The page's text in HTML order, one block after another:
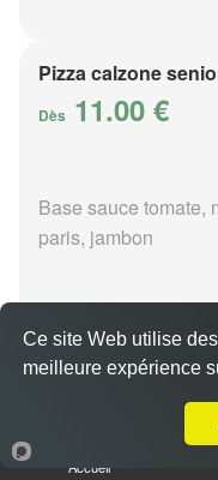
Pizza calzone
Dès 11.00 €
Base sauce tomate,
paris, jambon
Pizza 4 fromages
Accueil
Ce site Web utilise
meilleure expérience